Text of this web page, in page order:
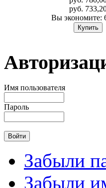
руб.
Вы экономите:
Имя пользователя
Пароль
Забыли
Забыли